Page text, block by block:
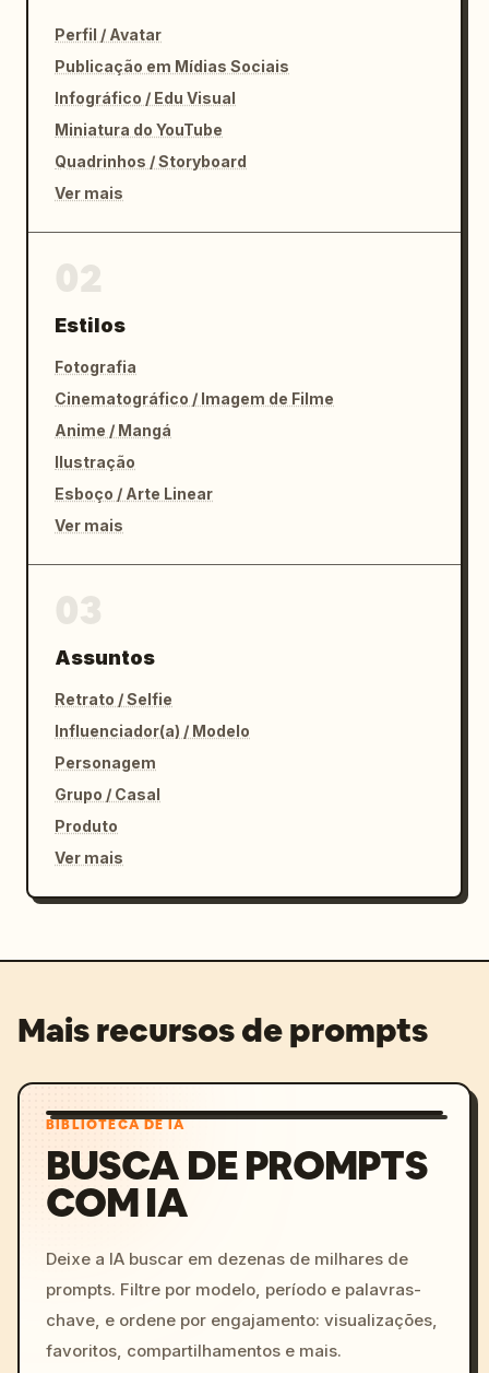
Perfil / Avatar
Publicação em Mídias Sociais
Infográfico / Edu Visual
Miniatura do YouTube
Quadrinhos / Storyboard
Ver mais
Estilos
Fotografia
Cinematográfico / Imagem de Filme
Anime / Mangá
Ilustração
Esboço / Arte Linear
Ver mais
Assuntos
Retrato / Selfie
Influenciador(a) / Modelo
Personagem
Grupo / Casal
Produto
Ver mais
Mais recursos de prompts
BIBLIOTECA DE IA
BUSCA DE PROMPTS
COM IA
Deixe a IA buscar em dezenas de milhares de
prompts. Filtre por modelo, período e palavras-
chave, e ordene por engajamento: visualizações,
favoritos, compartilhamentos e mais.